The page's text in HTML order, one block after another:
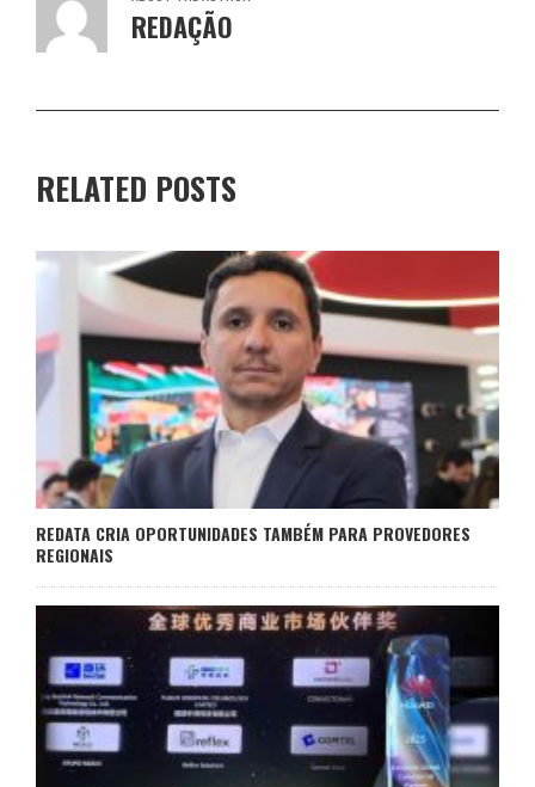
REDAÇÃO
RELATED POSTS
REDATA CRIA OPORTUNIDADES TAMBÉM PARA PROVEDORES
REGIONAIS